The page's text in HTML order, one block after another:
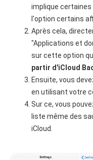
implique certaines
l'option certains
Après cela,
"Applications et
sur cette option
partir d'iCloud
Ensuite, vous
en utilisant votre
Sur ce, vous
liste même des
iCloud.